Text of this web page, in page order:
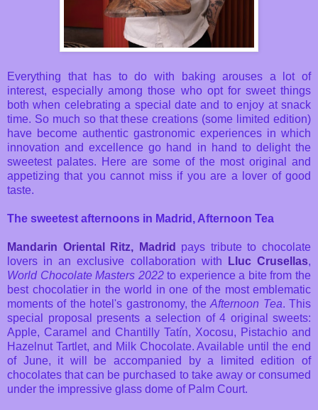
Everything that has to do with baking arouses a lot of
interest, especially among those who opt for sweet things
both when celebrating a special date and to enjoy at snack
time. So much so that these creations (some limited edition)
have become authentic gastronomic experiences in which
innovation and excellence go hand in hand to delight the
sweetest palates. Here are some of the most original and
appetizing that you cannot miss if you are a lover of good
taste.
The sweetest afternoons in Madrid, Afternoon Tea
Mandarin Oriental Ritz, Madrid
pays tribute to chocolate
lovers in an exclusive collaboration with
Lluc Crusellas,
World Chocolate Masters 2022to experience a bite from the
best chocolatier in the world in one of the most emblematic
moments of the hotel's gastronomy, theAfternoon Tea. This
special proposal presents a selection of 4 original sweets:
Apple, Caramel and Chantilly Tatín, Xocosu, Pistachio and
Hazelnut Tartlet, and Milk Chocolate. Available until the end
of June, it will be accompanied by a limited edition of
chocolates that can be purchased to take away or consumed
under the impressive glass dome of Palm Court.